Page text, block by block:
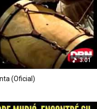
3:01
(Oficial)